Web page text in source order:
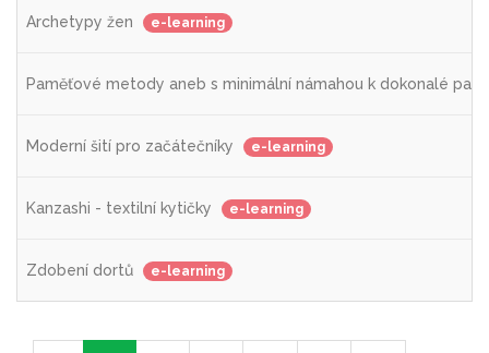
Archetypy žen e-learning
Paměťové metody aneb s minimální námahou k dokonalé
Moderní šití pro začátečníky e-learning
Kanzashi - textilní kytičky e-learning
Zdobení dortů e-learning